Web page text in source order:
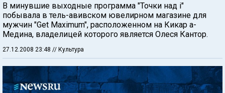
В минувшие выходные программа "Точки над i"
побывала в тель-авивском ювелирном магазине для
мужчин "Get Maximum", расположенном на Кикар а-
Медина, владелицей которого является Олеся Кантор.
27.12.2008 23:48 // Культура